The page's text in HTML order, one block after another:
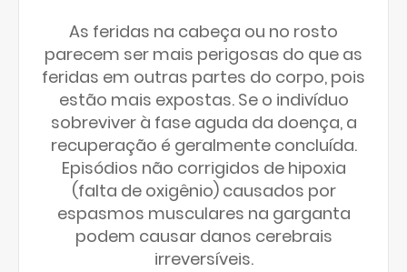
As feridas na cabeça ou no rosto
parecem ser mais perigosas do que as
feridas em outras partes do corpo, pois
estão mais expostas. Se o indivíduo
sobreviver à fase aguda da doença, a
recuperação é geralmente concluída.
Episódios não corrigidos de hipoxia
(falta de oxigênio) causados por
espasmos musculares na garganta
podem causar danos cerebrais
irreversíveis.